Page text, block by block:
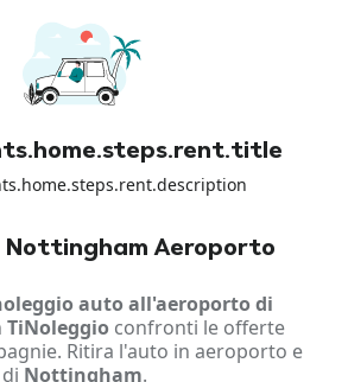
Nottingham Aeroporto
auto all'aeroporto di
TiNoleggio confronti le offerte
Ritira l'auto in aeroporto e
Nottingham.